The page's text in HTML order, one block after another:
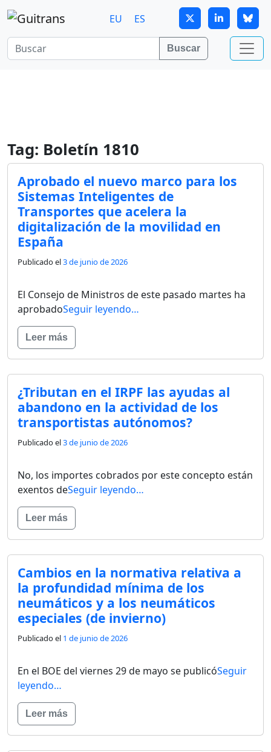
Continuar al contenido principal
EU
ES
Buscar
Tag: Boletín 1810
Aprobado el nuevo marco para los
Sistemas Inteligentes de
Transportes que acelera la
digitalización de la movilidad en
España​
Publicado el3 de junio de 2026
El Consejo de Ministros de este pasado martes ha
aprobadoSeguir leyendo…
Leer más
¿Tributan en el IRPF las ayudas al
abandono en la actividad de los
transportistas autónomos?
Publicado el3 de junio de 2026
No, los importes cobrados por este concepto están
exentos deSeguir leyendo…
Leer más
Cambios en la normativa relativa a
la profundidad mínima de los
neumáticos y a los neumáticos
especiales (de invierno)
Publicado el 1 de junio de 2026
En el BOE del viernes 29 de mayo se publicóSeguir
leyendo…
Leer más